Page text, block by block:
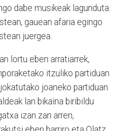
dabe musikeak lagunduta.
gauean afaria egingo
juergea.
lortu eben arratiarrek,
itzuliko partiduan
joaneko partiduan
lan bikaina biribildu
izan zan arren,